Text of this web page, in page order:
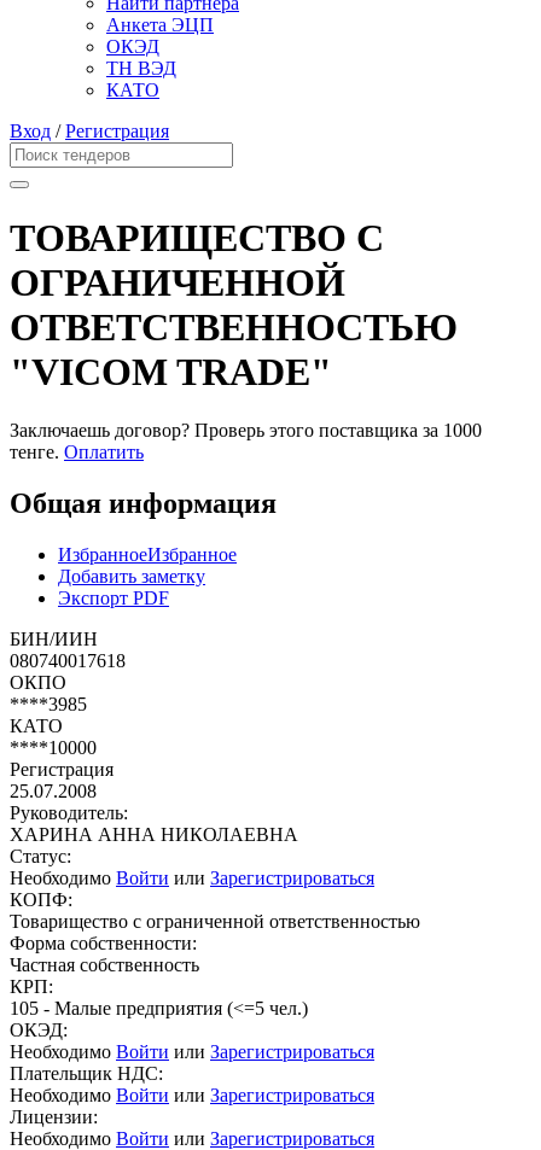
Анкета ЭЦП
ОКЭД
ТН ВЭД
КАТО
Вход /Регистрация
ТОВАРИЩЕСТВО С
ОГРАНИЧЕННОЙ
ОТВЕТСТВЕННОСТЬЮ
"VICOM TRADE"
Заключаешь договор? Проверь этого поставщика за 1000
тенге. Оплатить
Общая информация
ИзбранноеИзбранное
Добавить заметку
Экспорт PDF
БИН/ИИН
080740017618
ОКПО
****3985
КАТО
****10000
Регистрация
25.07.2008
Руководитель:
ХАРИНА АННА НИКОЛАЕВНА
Статус:
Необходимо Войти или Зарегистрироваться
КОПФ:
Товарищество с ограниченной ответственностью
Форма собственности:
Частная собственность
КРП:
105 - Малые предприятия (<=5 чел.)
ОКЭД:
Необходимо Войти или Зарегистрироваться
Плательщик НДС:
Необходимо Войти или Зарегистрироваться
Лицензии:
Необходимо Войти или Зарегистрироваться